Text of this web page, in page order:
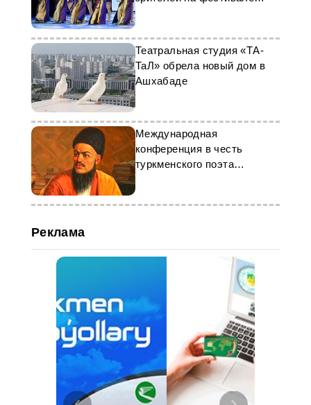
этнического танца
Театральная студия «ТА-
ТаЛ» обрела новый дом в
Ашхабаде
Международная
конференция в честь
туркменского поэта
Махтумкули прошла в
Москве
Реклама